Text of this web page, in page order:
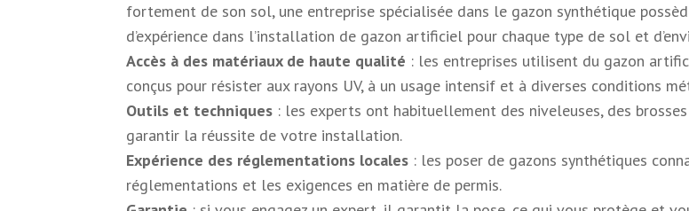
fortement de son sol, une entreprise spécialisée dans le gazon synthétique
d’expérience dans l’installation de gazon artificiel pour chaque type de sol et
Accès à des matériaux de haute qualité : les entreprises utilisent du gazon
conçus pour résister aux rayons UV, à un usage intensif et à diverses conditions
Outils et techniques : les experts ont habituellement des niveleuses, des
garantir la réussite de votre installation.
Expérience des réglementations locales : les poser de gazons synthétiques
réglementations et les exigences en matière de permis.